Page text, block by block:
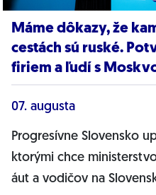
Máme dôkazy, že
cestách sú ruské.
firiem a ľudí s
07. augusta
Progresívne Slovensko
ktorými chce
áut a vodičov na